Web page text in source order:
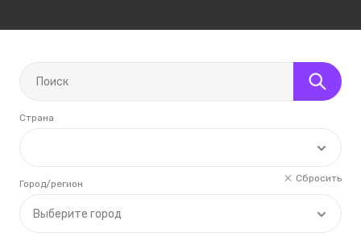
Страна
Сбросить
Выберите город
Город/регион